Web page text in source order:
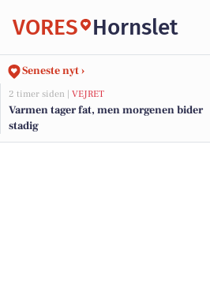
VORES Hornslet
Seneste nyt ›
2 timer siden | VEJRET
Varmen tager fat, men morgenen bider
stadig